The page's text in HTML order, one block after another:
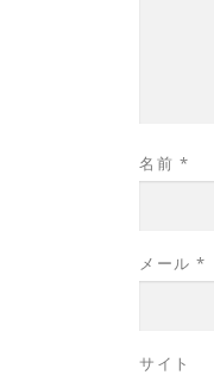
名前 *
メール *
サイト